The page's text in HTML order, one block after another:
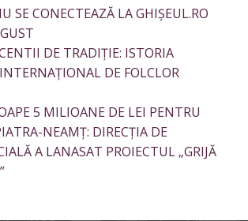
SE CONECTEAZĂ LA GHIȘEUL.RO
DE TRADIȚIE: ISTORIA
DE FOLCLOR
5 MILIOANE DE LEI PENTRU
NEAMȚ: DIRECȚIA DE
A LANASAT PROIECTUL „GRIJĂ